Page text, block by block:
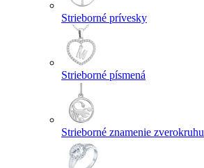
Strieborné prívesky
Strieborné písmená
Strieborné znamenie zverokruhu